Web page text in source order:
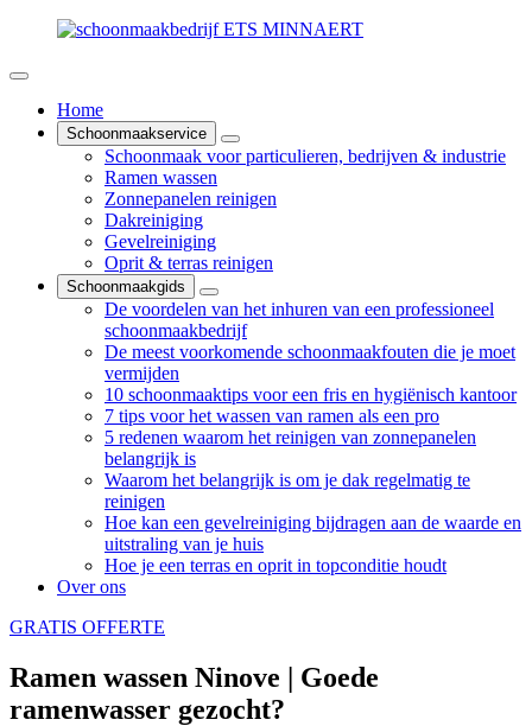
Home
Schoonmaakservice
Schoonmaak voor particulieren, bedrijven & industrie
Ramen wassen
Zonnepanelen reinigen
Dakreiniging
Gevelreiniging
Oprit & terras reinigen
Schoonmaakgids
De voordelen van het inhuren van een professioneel
schoonmaakbedrijf
De meest voorkomende schoonmaakfouten die je moet
vermijden
10 schoonmaaktips voor een fris en hygiënisch kantoor
7 tips voor het wassen van ramen als een pro
5 redenen waarom het reinigen van zonnepanelen
belangrijk is
Waarom het belangrijk is om je dak regelmatig te
reinigen
Hoe kan een gevelreiniging bijdragen aan de waarde en
uitstraling van je huis
Hoe je een terras en oprit in topconditie houdt
Over ons
GRATIS OFFERTE
Ramen wassen Ninove | Goede
ramenwasser gezocht?